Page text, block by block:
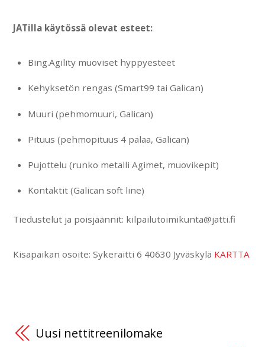
JATilla käytössä olevat esteet:
Bing.Agility muoviset hyppyesteet
Kehyksetön rengas (Smart99 tai Galican)
Muuri (pehmomuuri, Galican)
Pituus (pehmopituus 4 palaa, Galican)
Pujottelu (runko metalli Agimet, muovikepit)
Kontaktit (Galican soft line)
Tiedustelut ja poisjäännit: kilpailutoimikunta@jatti.fi
Kisapaikan osoite: Sykeraitti 6 40630 Jyväskylä KARTTA
Uusi nettitreenilomake